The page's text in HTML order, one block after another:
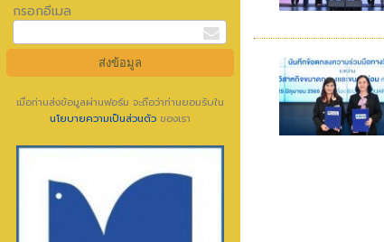
กรอกอีเมล
เมื่อท่านส่งข้อมูลผ่านฟอร์ม จะถือว่าท่านยอมรับใน
นโยบายความเป็นส่วนตัว ของเรา